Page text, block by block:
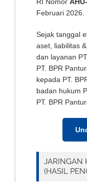
Februari 2026.
Sejak tanggal
aset, liabilitas
dan layanan
PT. BPR
kepada PT.
badan hukum
PT. BPR
JARINGAN
(HASIL